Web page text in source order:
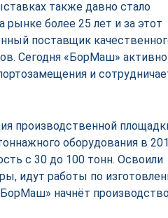
также давно стало
рынке более 25 лет и за этот
поставщик
Сегодня «БорМаш» активно
и
производственной
оборудования в
с 30 до 100 тонн. Освоили
идут работы по
начнёт